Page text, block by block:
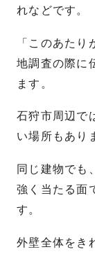
れなどです。
「このあた
地調査の際に
ます。
石狩市周辺で
い場所もあり
同じ建物でも
強く当たる面
す。
外壁全体をき